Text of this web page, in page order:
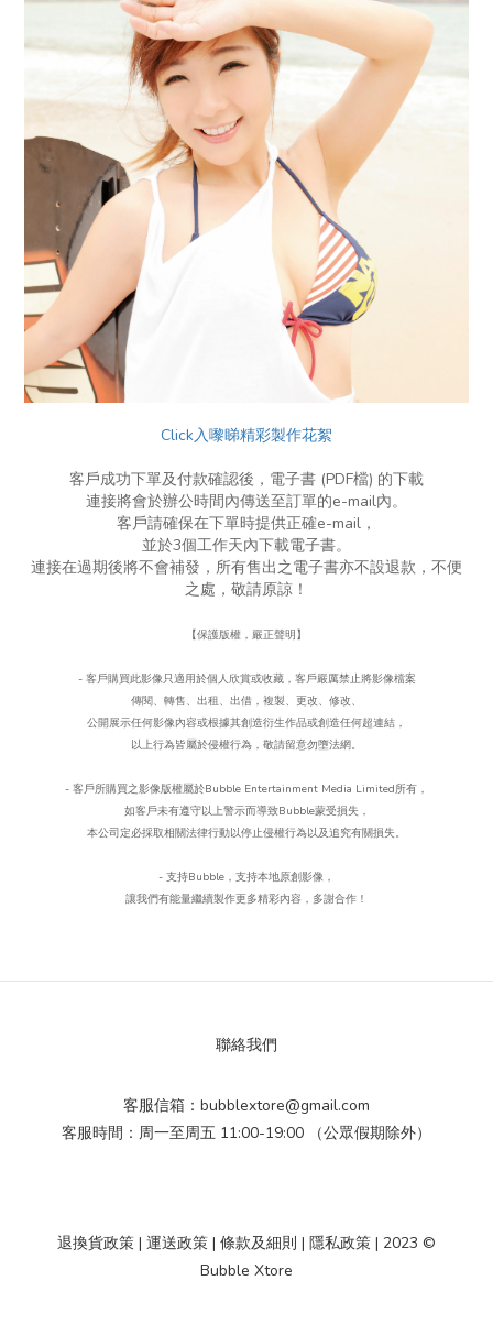
Click入嚟睇精彩製作花絮
客戶成功下單及付款確認後，電子書 (PDF檔) 的下載
連接將會於辦公時間內傳送至訂單的e-mail內。
客戶請確保在下單時提供正確e-mail，
並於3個工作天內下載電子書。
連接在過期後將不會補發，所有售出之電子書亦不設退款，不便
之處，敬請原諒！
【保護版權，嚴正聲明】
- 客戶購買此影像只適用於個人欣賞或收藏，客戶嚴厲禁止將影像檔案
傳閱、轉售、出租、出借，複製、更改、 修改、
公開展示任何影像內容或根據其創造衍生作品或創造任何超連結，
以上行為皆屬於侵權行為， 敬請留意勿墮法網。
- 客戶所購買之影像版權屬於Bubble Entertainment Media Limited所有，
如客戶未有遵守以上警示而導致Bubble蒙受損失，
本公司定必採取相關法律行動以停止侵權行為以及追究有關損失。
- 支持Bubble ， 支持本地原創影像，
讓我們有能量繼續製作更多精彩內容，多謝合作！
聯絡我們
客服信箱：bubblextore@gmail.com
客服時間：周一至周五 11:00-19:00 （公眾假期除外）
退換貨政策 | 運送政策 | 條款及細則 | 隱私政策 | 2023 ©
Bubble Xtore